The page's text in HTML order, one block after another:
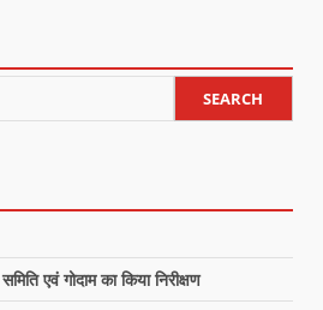
SEARCH
एवं गोदाम का किया निरीक्षण